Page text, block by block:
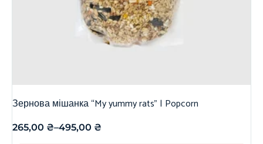
Зернова мішанка “My yummy rats” | Popcorn
265,00 ₴–495,00 ₴